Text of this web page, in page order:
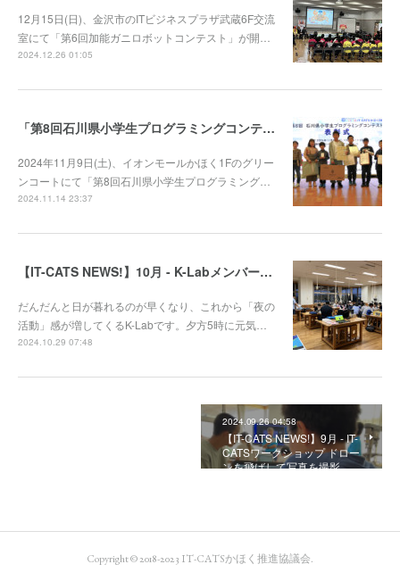
12月15日(日)、金沢市のITビジネスプラザ武蔵6F交流
室にて「第6回加能ガニロボットコンテスト」が開…
2024.12.26 01:05
「第8回石川県小学生プログラミングコンテスト」審査結果発表！
2024年11月9日(土)、イオンモールかほく1Fのグリー
ンコートにて「第8回石川県小学生プログラミング…
2024.11.14 23:37
【IT-CATS NEWS!】10月 - K-Labメンバーの多彩な活動をご紹介！
だんだんと日が暮れるのが早くなり、これから「夜の
活動」感が増してくるK-Labです。夕方5時に元気…
2024.10.29 07:48
2024.09.26 04:58
【IT-CATS NEWS!】9月 - IT-
CATSワークショップ ドロー
ンを飛ばして写真を撮影…
Copyright © 2018-2023 IT-CATSかほく推進協議会.